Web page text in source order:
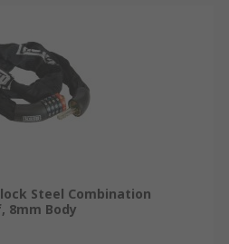
Steel Combination
8mm Body